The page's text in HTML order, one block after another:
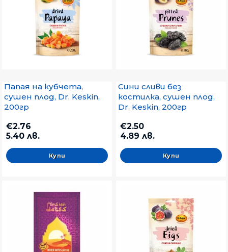
Папая на кубчета,
сушен плод, Dr. Keskin,
200гр
€2.76
5.40 лв.
Сини сливи без
костилка, сушен плод,
Dr. Keskin, 200гр
€2.50
4.89 лв.